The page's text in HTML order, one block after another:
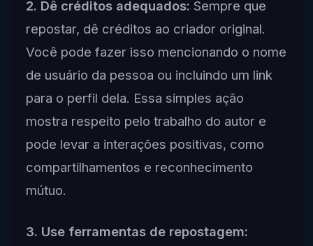
2. Dê créditos adequados: Sempre que
repostar, dê créditos ao criador original.
Você pode fazer isso mencionando o nome
de usuário da pessoa ou incluindo um link
para o perfil dela. Essa simples ação
mostra respeito pelo trabalho do autor e
pode levar a interações positivas, como
compartilhamentos e reconhecimento
mútuo.
3. Use ferramentas de repostagem: